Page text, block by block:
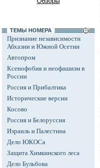
ТЕМЫ НОМЕРА
Признание независимости
Абхазии и Южной Осетии
Автопром
Ксенофобия и неофашизм в
России
Россия и Прибалтика
Исторические версии
Косово
Россия и Белоруссия
Израиль и Палестина
Дело ЮКОСа
Защита Химкинского леса
Дело Бульбова